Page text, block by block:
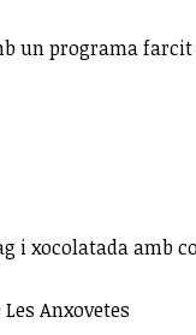
un programa
i xocolatada amb
Anxovetes